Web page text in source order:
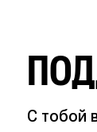
С тобой